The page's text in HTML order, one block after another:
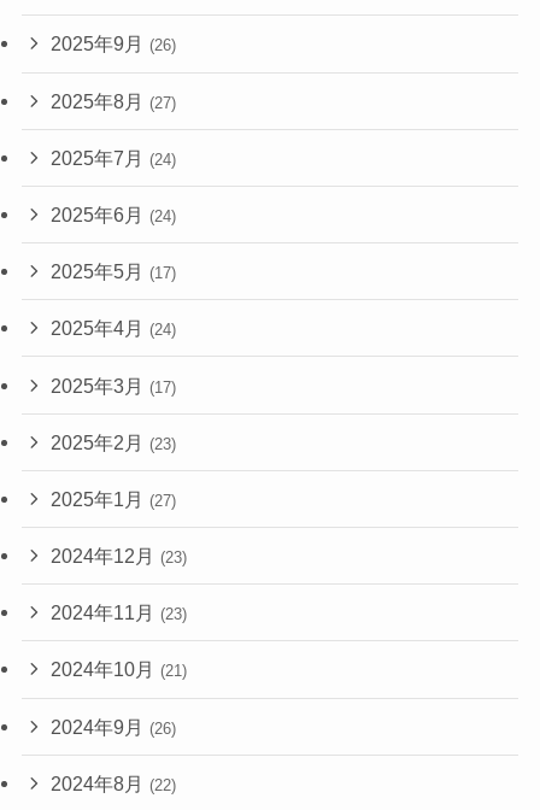
2025年9月 (26)
2025年8月 (27)
2025年7月 (24)
2025年6月 (24)
2025年5月 (17)
2025年4月 (24)
2025年3月 (17)
2025年2月 (23)
2025年1月 (27)
2024年12月 (23)
2024年11月 (23)
2024年10月 (21)
2024年9月 (26)
2024年8月 (22)